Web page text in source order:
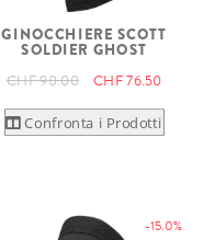
GINOCCHIERE SCOTT
SOLDIER GHOST
CHF 90.00 CHF 76.50
Confronta i Prodotti
-15.0%